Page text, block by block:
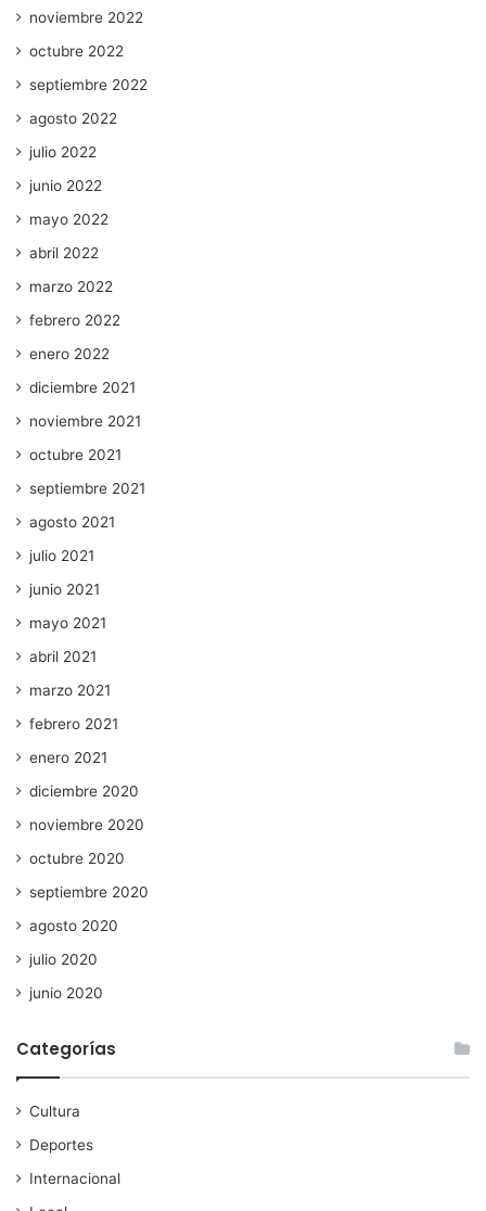
noviembre 2022
octubre 2022
septiembre 2022
agosto 2022
julio 2022
junio 2022
mayo 2022
abril 2022
marzo 2022
febrero 2022
enero 2022
diciembre 2021
noviembre 2021
octubre 2021
septiembre 2021
agosto 2021
julio 2021
junio 2021
mayo 2021
abril 2021
marzo 2021
febrero 2021
enero 2021
diciembre 2020
noviembre 2020
octubre 2020
septiembre 2020
agosto 2020
julio 2020
junio 2020
Categorías
Cultura
Deportes
Internacional